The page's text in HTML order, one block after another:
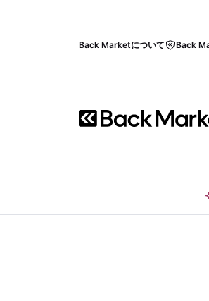
Back Marketについて Back